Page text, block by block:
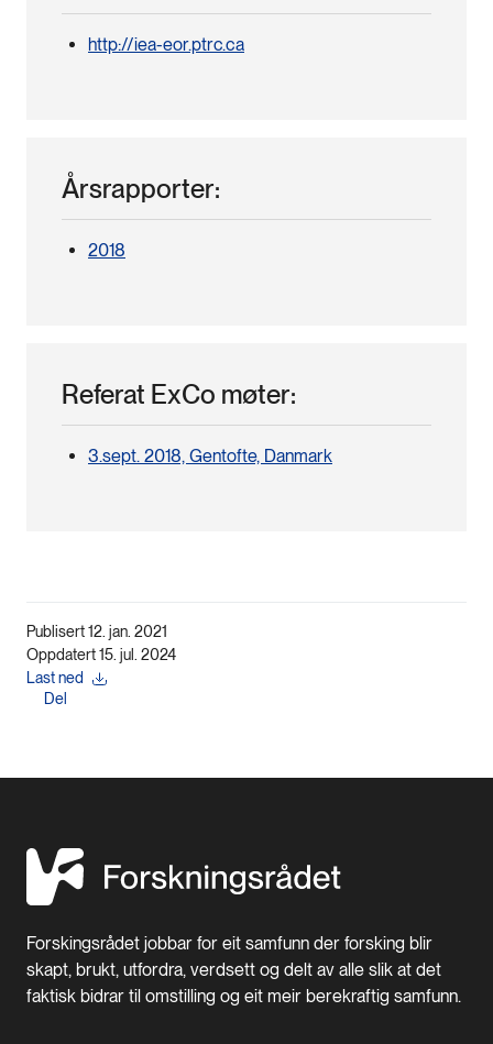
http://iea-eor.ptrc.ca
Årsrapporter:
2018
Referat ExCo møter:
3.sept. 2018, Gentofte, Danmark
Publisert 12. jan. 2021
Oppdatert 15. jul. 2024
Last ned
Del
Forskingsrådet jobbar for eit samfunn der forsking blir
skapt, brukt, utfordra, verdsett og delt av alle slik at det
faktisk bidrar til omstilling og eit meir berekraftig samfunn.